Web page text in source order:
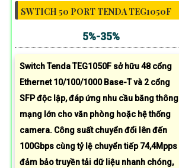
SWTICH 50 PORT TENDA TEG1050F
5%-35%
Switch Tenda TEG1050F sở hữu 48 cổng
Ethernet 10/100/1000 Base-T và 2 cổng
SFP độc lập, đáp ứng nhu cầu băng thông
mạng lớn cho văn phòng hoặc hệ thống
camera. Công suất chuyển đổi lên đến
100Gbps cùng tỷ lệ chuyển tiếp 74,4Mpps
đảm bảo truyền tải dữ liệu nhanh chóng,